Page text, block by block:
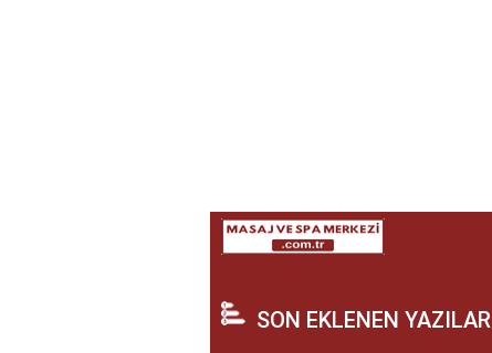
SON EKLENEN YAZILAR